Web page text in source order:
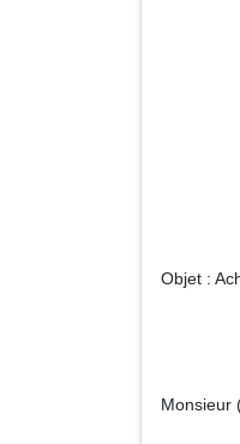
Objet :
Monsieur